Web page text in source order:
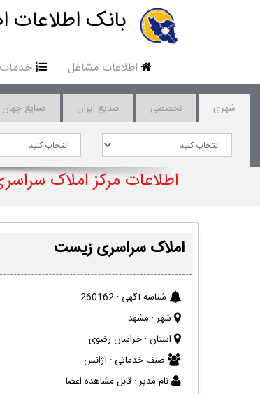
بانک اطلاعات
اطلاعات مشاغل
شهری تخصصی صنایع ایران صنایع جهان
اطلاعات مرکز املاک
املاک سراسری زیست
شناسه آگهی : 260162
شهر : مشهد
استان : خراسان رضوی
صنف خدماتی : آژانس
نام مدیر : قابل مشاهده اعضا